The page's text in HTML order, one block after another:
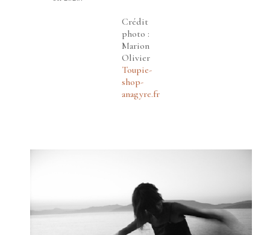
Crédit
photo :
Marion
Olivier
Toupie-
shop-
anagyre.fr